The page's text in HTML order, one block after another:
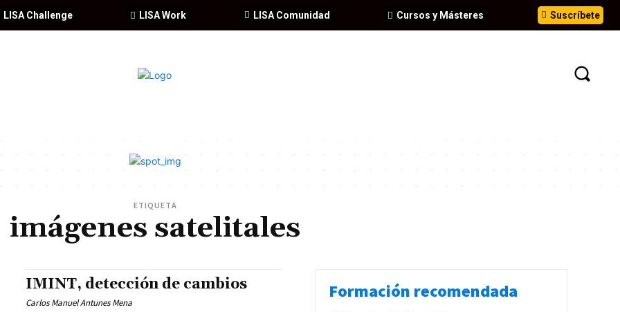
Suscríbete
Cursos y Másteres
LISA Comunidad
LISA Work
LISA Challenge
ETIQUETA
imágenes satelitales
IMINT, detección de cambios
Carlos Manuel Antunes Mena
Formación recomendada